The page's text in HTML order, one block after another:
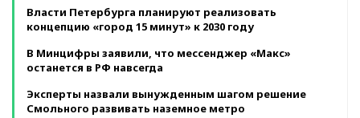
Власти Петербурга планируют реализовать
концепцию «город 15 минут» к 2030 году
В Минцифры заявили, что мессенджер «Макс»
останется в РФ навсегда
Эксперты назвали вынужденным шагом решение
Смольного развивать наземное метро